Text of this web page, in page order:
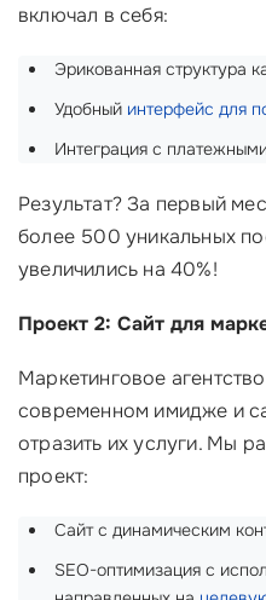
включал в себя:
Эрикованная структура
Удобный интерфейс для
Интеграция с
Результат? За первый
более 500 уникальных
увеличились на 40%!
Проект 2: Сайт для
Маркетинговое
современном имидже и
отразить их услуги. Мы
проект:
Сайт с динамическим
SEO-оптимизация с